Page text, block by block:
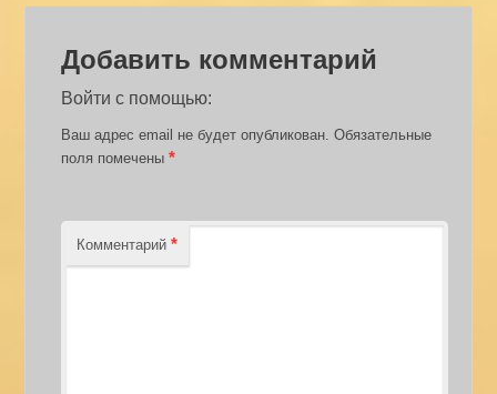
Добавить комментарий
Войти с помощью:
Ваш адрес email не будет опубликован. Обязательные
поля помечены*
Комментарий*